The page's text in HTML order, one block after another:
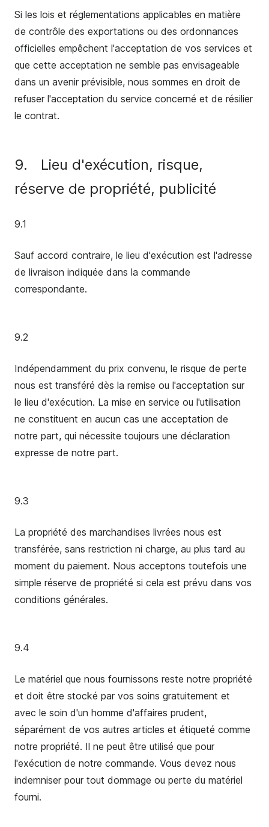
Si les lois et réglementations applicables en matière
de contrôle des exportations ou des ordonnances
officielles empêchent l'acceptation de vos services et
que cette acceptation ne semble pas envisageable
dans un avenir prévisible, nous sommes en droit de
refuser l'acceptation du service concerné et de résilier
le contrat.
9.
Lieu d'exécution, risque,
réserve de propriété, publicité
9.1
Sauf accord contraire, le lieu d'exécution est l'adresse
de livraison indiquée dans la commande
correspondante.
9.2
Indépendamment du prix convenu, le risque de perte
nous est transféré dès la remise ou l'acceptation sur
le lieu d'exécution. La mise en service ou l'utilisation
ne constituent en aucun cas une acceptation de
notre part, qui nécessite toujours une déclaration
expresse de notre part.
9.3
La propriété des marchandises livrées nous est
transférée, sans restriction ni charge, au plus tard au
moment du paiement. Nous acceptons toutefois une
simple réserve de propriété si cela est prévu dans vos
conditions générales.
9.4
Le matériel que nous fournissons reste notre propriété
et doit être stocké par vos soins gratuitement et
avec le soin d'un homme d'affaires prudent,
séparément de vos autres articles et étiqueté comme
notre propriété. Il ne peut être utilisé que pour
l'exécution de notre commande. Vous devez nous
indemniser pour tout dommage ou perte du matériel
fourni.